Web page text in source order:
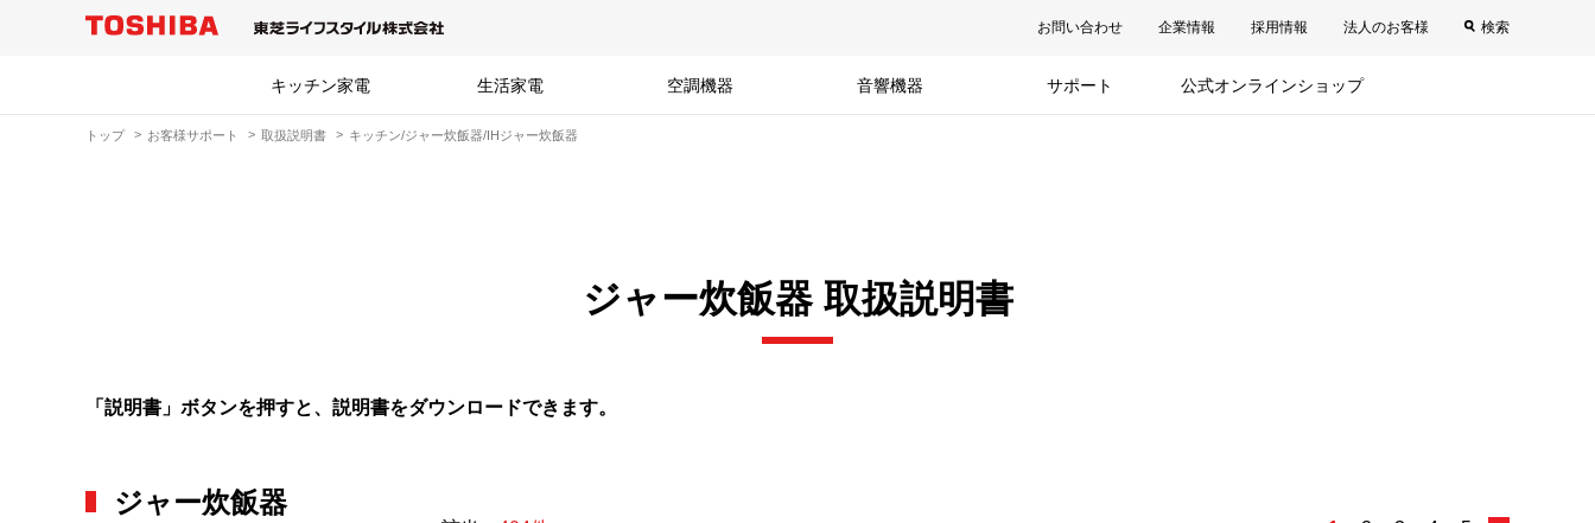
お問い合わせ 企業情報 採用情報 法人のお客様 検索
キッチン家電 生活家電 空調機器 音響機器 サポート 公式オンラインショップ
トップ お客様サポート 取扱説明書 キッチン/ジャー炊飯器/IHジャー炊飯器
ジャー炊飯器 取扱説明書
「説明書」ボタンを押すと、説明書をダウンロードできます。
ジャー炊飯器